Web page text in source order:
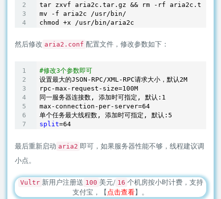
tar zxvf aria2c.tar.gz && rm -rf aria2c.tar.gz
mv -f aria2c /usr/bin/
然后修改 aria2.conf 配置文件，修改参数如下：
#修改3个参数即可
设置最大的JSON-RPC/XML-RPC请求大小，默认2M
rpc-max-request-size=100M
同一服务器连接数, 添加时可指定, 默认: 1
max-connection-per-server=64
单个任务最大线程数, 添加时可指定, 默认: 5
split=64
最后重新启动 aria2 即可，如果服务器性能不够，线程建议调
小点。
Vultr 新用户注册送 100 美元/ 16 个机房按小时计费，支持
支付宝，【 点击查看】。